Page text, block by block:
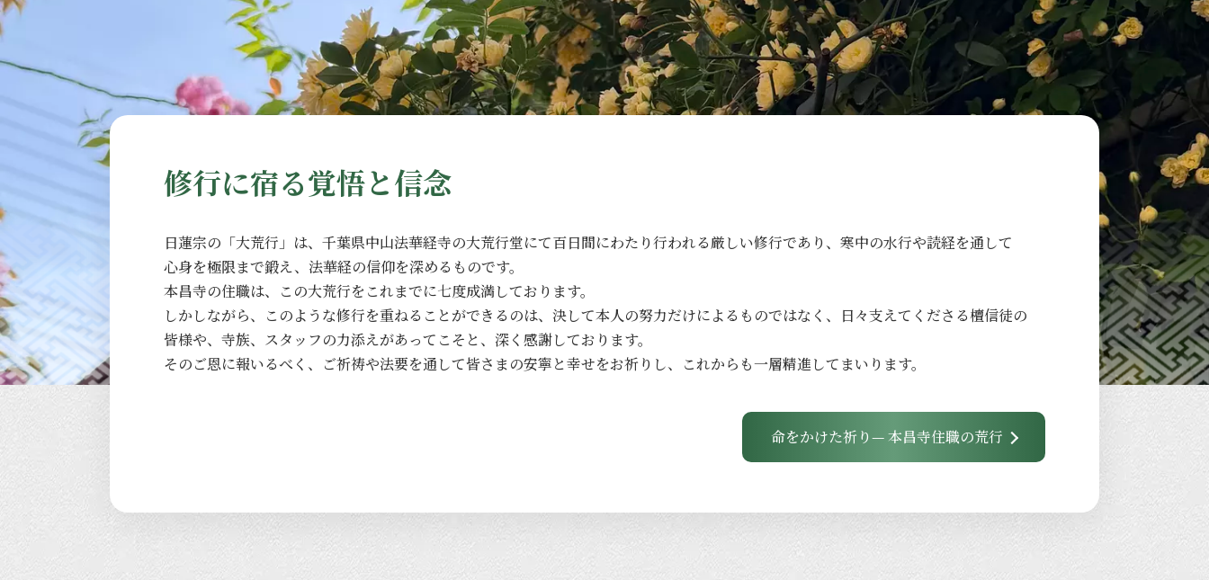
修行に宿る覚悟と信念
日蓮宗の 「大荒行」は、 千葉県中山法華経寺の大荒行堂にて百日間にわたり行われる厳しい修行であり、 寒中の水行や読経を通して
心身を極限まで鍛え、 法華経の信仰を深める ものです。
本昌寺の住職は、 この大荒行をこれまでに七度成満しております。
しかしながら、
このような修行を重ねる ことができるのは、 決して本人の努力だけによる ものではなく、 日々支えてくださる檀信徒の
皆様や、 寺族、 スタッフの力添えがあってこそと、 深く 感謝しております。
そのご恩に報いるべく、 ご祈祷や法要を通して皆さまの安寧と幸せをお祈りし、 これからも一層精進してまいります。
命をかけた祈り— 本昌寺住職の荒行